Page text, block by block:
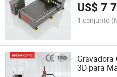
US$7
1 conjunto
Gravadora
3D para